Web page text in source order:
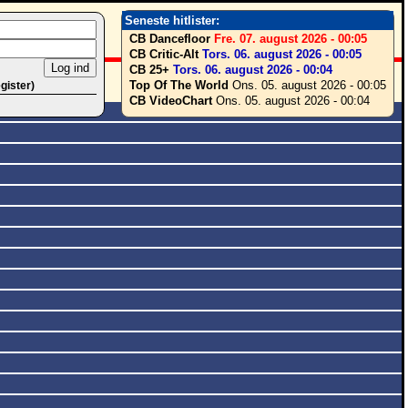
Seneste hitlister:
CB Dancefloor Fre. 07. august 2026 - 00:05
CB Critic-Alt Tors. 06. august 2026 - 00:05
CB 25+ Tors. 06. august 2026 - 00:04
Top Of The World Ons. 05. august 2026 - 00:05
CB VideoChartOns. 05. august 2026 - 00:04